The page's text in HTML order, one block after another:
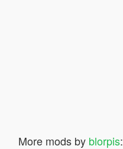
More mods by blorpis: